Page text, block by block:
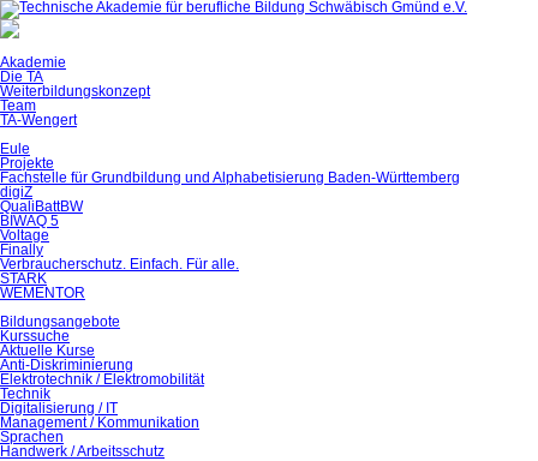
Akademie
Die TA
Weiterbildungskonzept
Team
TA-Wengert
Eule
Projekte
Fachstelle für Grundbildung und Alphabetisierung Baden-Württemberg
digiZ
QualiBattBW
BIWAQ 5
Voltage
Finally
Verbraucherschutz. Einfach. Für alle.
STARK
WEMENTOR
Bildungsangebote
Kurssuche
Aktuelle Kurse
Anti-Diskriminierung
Elektrotechnik / Elektromobilität
Technik
Digitalisierung / IT
Management / Kommunikation
Sprachen
Handwerk / Arbeitsschutz